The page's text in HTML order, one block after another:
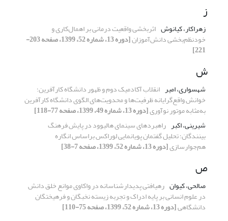
ز
زهراکار، کیانوش اثربخشی واقعیت درمانی بر اهمال‌کاری و
خودنظم‌بخشی دانش‌آموزان [دوره 13، شماره 52، 1399، صفحه 203-
221]
ش
شهسواری، امیر انقلاب آکادمیک دوم و ظهور دانشگاه کارآفرین؛
خوانش واقع‌گرایانه ظرفیت‌ها و محدویت‌های الگوی دانشگاه کارآفرین
به‌مثابه موتور نوآوری[دوره 13، شماره 49، 1399، صفحه 77-118]
شیرینی، اکبر راهبرد‌های سینمای هالیوود در پایش فرهنگ
بینندگان؛ تحلیل‌ گفتمان پویانمایی لوراکس براساس انگاره
هم‌جوارسازی[دوره 13، شماره 52، 1399، صفحه 7-38]
ص
صالحی، کیوان رهیافتی پدیدارشناسانه در واکاوی موانع خلق دانش
در علوم انسانی بر پایه ادراک و تجربه زیسته نخبگان و فرهیختگان
دانشگاهی[دوره 13، شماره 52، 1399، صفحه 75-110]